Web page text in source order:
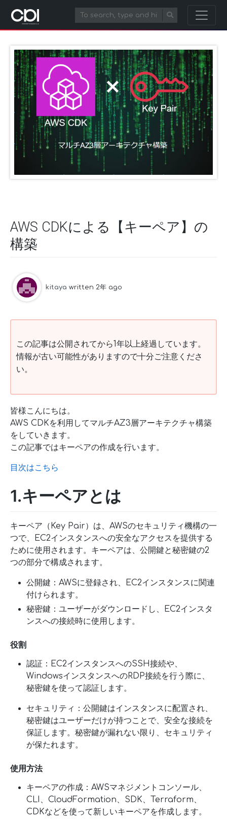
AWS CDKによる【キーペア】の
構築
kitaya written 2年 ago
この記事は公開されてから1年以上経過しています。
情報が古い可能性がありますので十分ご注意くださ
い。
皆様こんにちは。
AWS CDKを利用してマルチAZ3層アーキテクチャ構築
をしていきます。
この記事ではキーペアの作成を行います。
目次はこちら
1.キーペアとは
キーペア（Key Pair）は、AWSのセキュリティ機構の一
つで、EC2インスタンスへの安全なアクセスを提供する
ために使用されます。キーペアは、公開鍵と秘密鍵の2
つの部分で構成されます。
公開鍵：AWSに登録され、EC2インスタンスに関連
付けられます。
秘密鍵：ユーザーがダウンロードし、EC2インスタ
ンスへの接続時に使用します。
役割
認証：EC2インスタンスへのSSH接続や、
WindowsインスタンスへのRDP接続を行う際に、
秘密鍵を使って認証します。
セキュリティ：公開鍵はインスタンスに配置され、
秘密鍵はユーザーだけが持つことで、安全な接続を
保証します。秘密鍵が漏れない限り、セキュリティ
が保たれます。
使用方法
キーペアの作成：AWSマネジメントコンソール、
CLI、CloudFormation、SDK、Terraform、
CDKなどを使って新しいキーペアを作成します。